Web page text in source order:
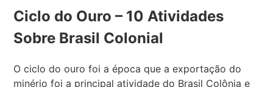
Ciclo do Ouro – 10 Atividades
Sobre Brasil Colonial
O ciclo do ouro foi a época que a exportação do
minério foi a principal atividade do Brasil Colônia e